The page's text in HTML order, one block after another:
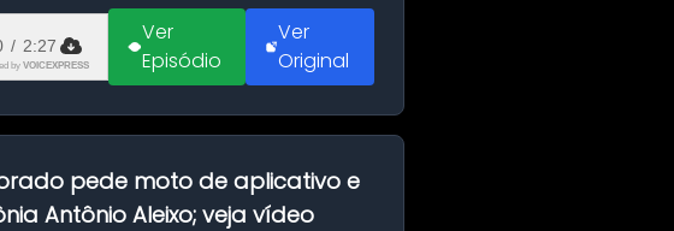
/ 2:27
by VOICEXPRESS
Ver
Episódio
Ver
Original
pede moto de aplicativo e
Antônio Aleixo; veja vídeo